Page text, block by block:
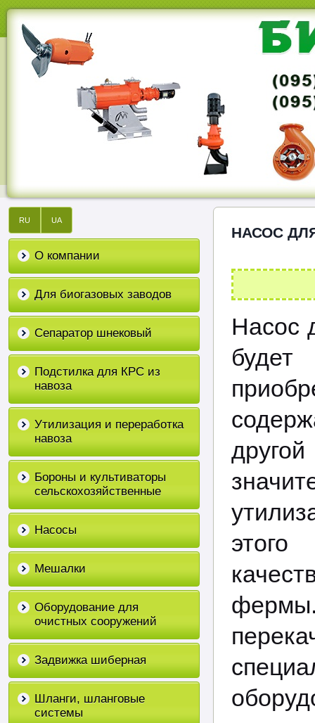
RU UA
О компании
Для биогазовых заводов
Сепаратор шнековый
Подстилка для КРС из
навоза
Утилизация и переработка
навоза
Бороны и культиваторы
сельскохозяйственные
Насосы
Мешалки
Оборудование для
очистных сооружений
Задвижка шиберная
Шланги, шланговые
системы
НАСОС
Насос
этого